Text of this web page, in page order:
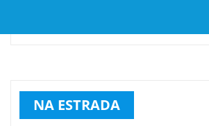
NA ESTRADA